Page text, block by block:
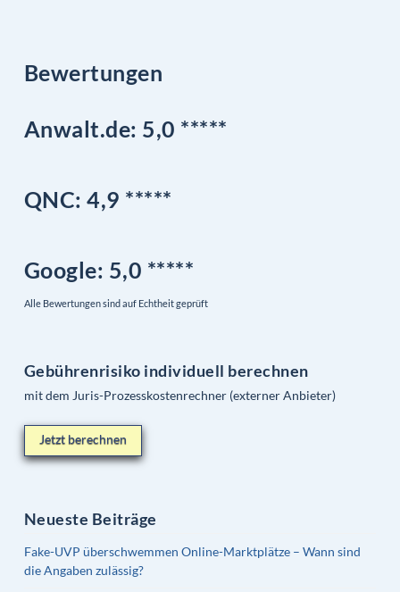
Bewertungen
Anwalt.de: 5,0 *****
QNC: 4,9 *****
Google: 5,0 *****
Alle Bewertungen sind auf Echtheit geprüft
Gebührenrisiko individuell berechnen
mit dem Juris-Prozesskostenrechner (externer Anbieter)
Jetzt berechnen
Neueste Beiträge
Fake-UVP überschwemmen Online-Marktplätze – Wann sind
die Angaben zulässig?